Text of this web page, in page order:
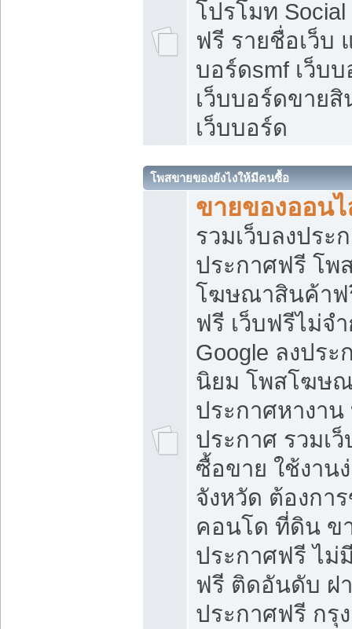
โปรโมท
ฟรี รายชื่อเว็บ
บอร์ดsmf เว็บ
เว็บบอร์ดขาย
เว็บบอร์ด
โพสขายของยังไงให้มีคนซื้อ
ขายของออน
รวมเว็บลงประ
ประกาศฟรี โพ
โฆษณาสินค้าฟ
ฟรี เว็บฟรีไม่จ
Google ลงปร
นิยม โพสโฆษ
ประกาศหางาน
ประกาศ รวมเ
ซื้อขาย ใช้งาน
จังหวัด ต้องกา
คอนโด ที่ดิน ข
ประกาศฟรี ไม่
ฟรี ติดอันดับ ฝ
ประกาศฟรี กรุ